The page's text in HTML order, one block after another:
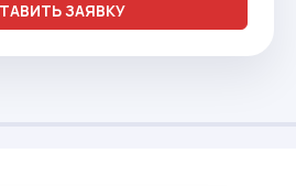
ЗАЯВКУ